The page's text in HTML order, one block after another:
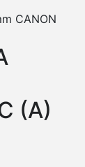
(A)